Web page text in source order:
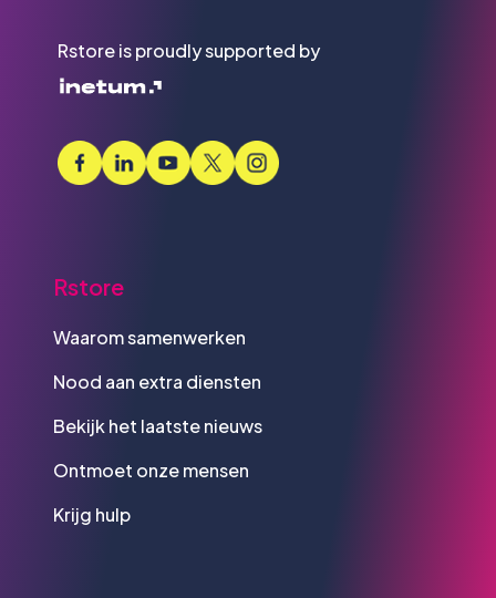
Rstore is proudly supported by
Rstore
Waarom samenwerken
Nood aan extra diensten
Bekijk het laatste nieuws
Ontmoet onze mensen
Krijg hulp